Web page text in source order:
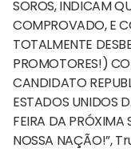
SOROS, INDICAM
COMPROVADO, E
TOTALMENTE
PROMOTORES!)
CANDIDATO
ESTADOS UNIDOS
FEIRA DA PRÓXIMA
NOSSA NAÇÃO!”,